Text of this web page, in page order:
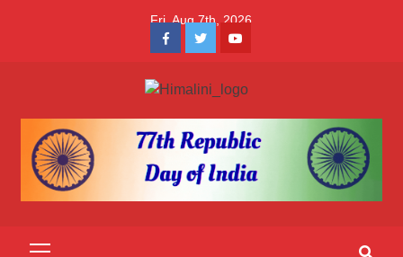
Fri. Aug 7th, 2026
FacebookTwitterYoutube
Himalini.com-
hindi
IN HINDI FROM NEPAL, BANK LOAN NEWS